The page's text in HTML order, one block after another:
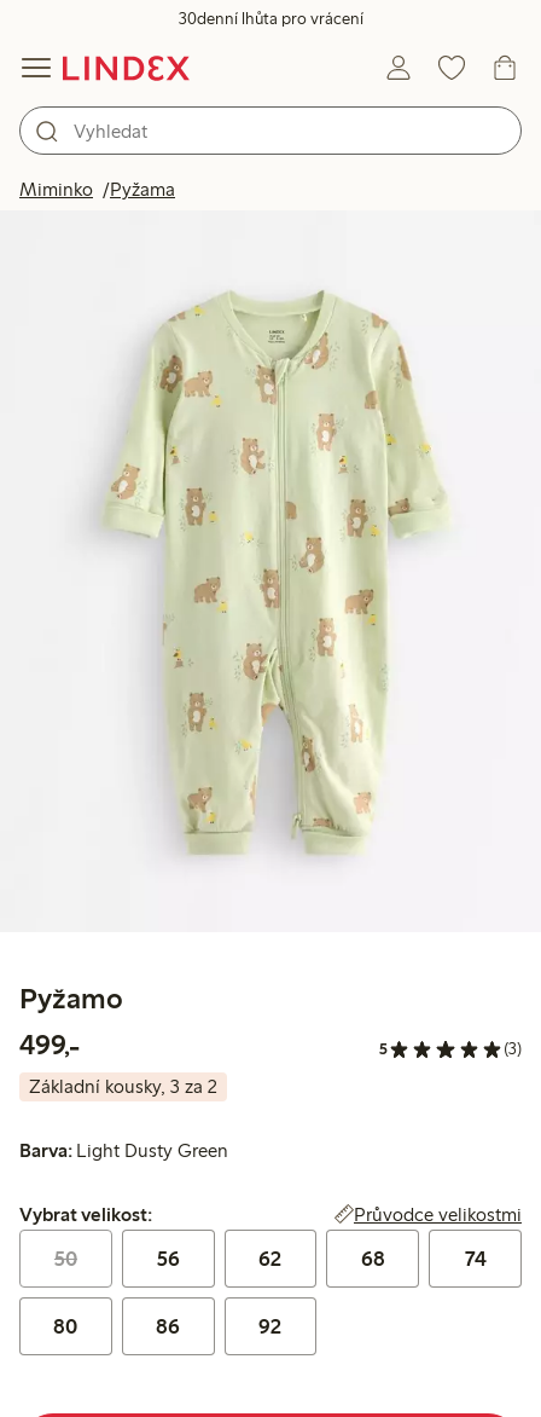
30denní lhůta pro vrácení
Miminko Pyžama
Pyžamo
499,-499,00 Kč 5 (3)
Základní kousky, 3 za 2
Barva: Light Dusty Green
Vybrat velikost:
Vybrat velikost: Průvodce velikostmi
50 56 62 68 74
80 86 92